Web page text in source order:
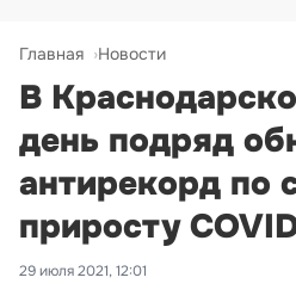
Главная Новости
В
день подряд
антирекорд по
приросту
29 июля 2021, 12:01